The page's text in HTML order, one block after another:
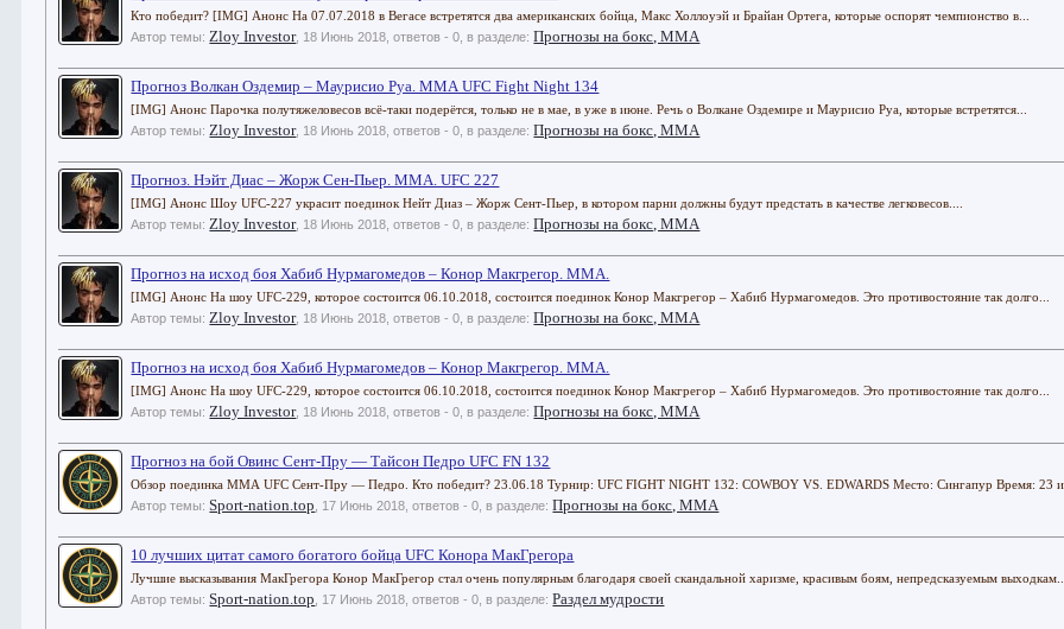
Кто победит? [IMG] Анонс На 07.07.2018 в Вегасе встретятся два американских бойца, Макс Холлоуэй и Брайан Ортега, которые оспорят чемпионство в...
Автор темы: Zloy Investor, 18 Июнь 2018 , ответов - 0, в разделе:Прогнозы на бокс, ММА
Прогноз Волкан Оздемир – Маурисио Руа. ММА UFC Fight Night 134
[IMG] Анонс Парочка полутяжеловесов всё-таки подерётся, только не в мае, в уже в июне. Речь о Волкане Оздемире и Маурисио Руа, которые встретятся...
Автор темы: Zloy Investor, 18 Июнь 2018 , ответов - 0, в разделе:Прогнозы на бокс, ММА
Прогноз. Нэйт Диас – Жорж Сен-Пьер. ММА. UFC 227
[IMG] Анонс Шоу UFC-227 украсит поединок Нейт Диаз – Жорж Сент-Пьер, в котором парни должны будут предстать в качестве легковесов....
Автор темы: Zloy Investor, 18 Июнь 2018 , ответов - 0, в разделе:Прогнозы на бокс, ММА
Прогноз на исход боя Хабиб Нурмагомедов – Конор Макгрегор. ММА.
[IMG] Анонс На шоу UFC-229, которое состоится 06.10.2018, состоится поединок Конор Макгрегор – Хабиб Нурмагомедов. Это противостояние так долго...
Автор темы: Zloy Investor, 18 Июнь 2018 , ответов - 0, в разделе:Прогнозы на бокс, ММА
Прогноз на исход боя Хабиб Нурмагомедов – Конор Макгрегор. ММА.
[IMG] Анонс На шоу UFC-229, которое состоится 06.10.2018, состоится поединок Конор Макгрегор – Хабиб Нурмагомедов. Это противостояние так долго...
Автор темы: Zloy Investor, 18 Июнь 2018 , ответов - 0, в разделе:Прогнозы на бокс, ММА
Прогноз на бой Овинс Сент-Пру — Тайсон Педро UFC FN 132
Обзор поединка ММА UFC Сент-Пру — Педро. Кто победит? 23.06.18 Турнир: UFC FIGHT NIGHT 132: COWBOY VS. EDWARDS Место: Сингапур Время: 23
Автор темы:Sport-nation.top 17 Июнь 2018 , ответов - 0, в разделе:Прогнозы на бокс, ММА
10 лучших цитат самого богатого бойца UFC Конора МакГрегора
Лучшие высказывания МакГрегора Конор МакГрегор стал очень популярным благодаря своей скандальной харизме, красивым боям, непредсказуемым выходкам...
Автор темы:Sport-nation.top 17 Июнь 2018 , ответов - 0, в разделе:Раздел мудрости